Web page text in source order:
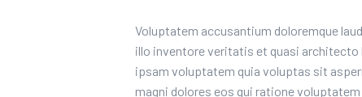
Voluptatem accusantium doloremque
illo inventore veritatis et quasi
ipsam voluptatem quia voluptas sit
magni dolores eos qui ratione